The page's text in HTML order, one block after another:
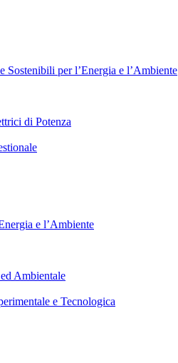
Sostenibili per l’Energia e l’Ambiente
di Potenza
e l’Ambiente
Ambientale
e Tecnologica